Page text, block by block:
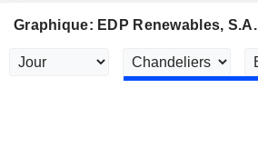
Graphique: EDP Renewables, S.A.